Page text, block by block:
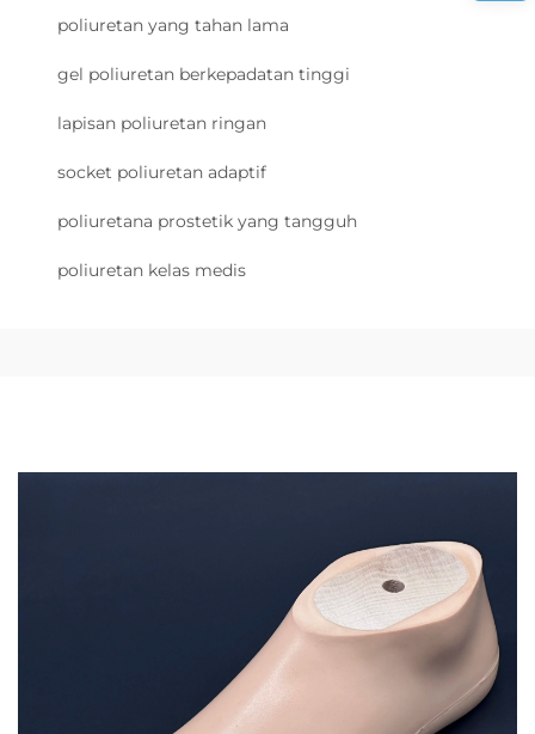
poliuretan yang tahan lama
gel poliuretan berkepadatan tinggi
lapisan poliuretan ringan
socket poliuretan adaptif
poliuretana prostetik yang tangguh
poliuretan kelas medis